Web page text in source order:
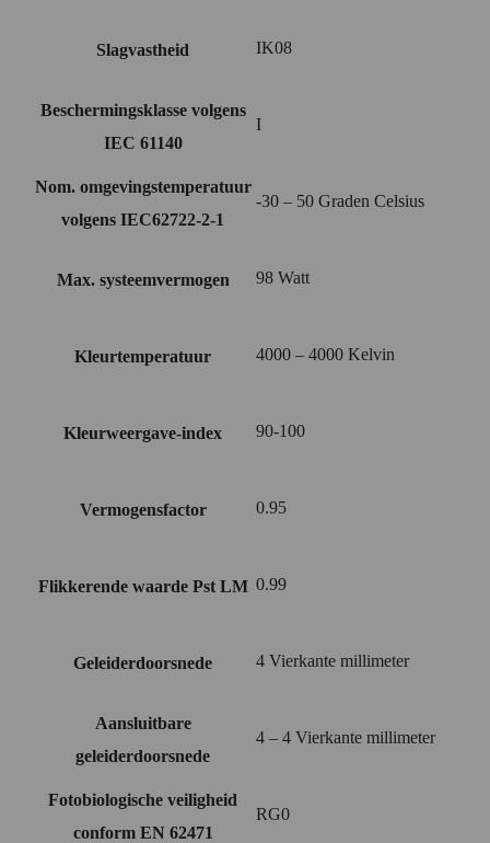
Slagvastheid IK08
Beschermingsklasse volgens
IEC 61140
I
Nom. omgevingstemperatuur
volgens IEC62722-2-1
-30 – 50 Graden Celsius
Max. systeemvermogen 98 Watt
Kleurtemperatuur 4000 – 4000 Kelvin
Kleurweergave-index 90-100
Vermogensfactor 0.95
Flikkerende waarde Pst LM 0.99
Geleiderdoorsnede 4 Vierkante millimeter
Aansluitbare
geleiderdoorsnede
4 – 4 Vierkante millimeter
Fotobiologische veiligheid
conform EN 62471
RG0